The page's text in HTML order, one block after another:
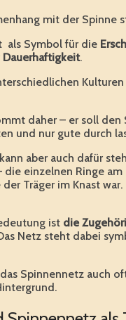
mit der Spinne
als Symbol für die
Dauerhaftigkeit.
Kulturen
daher – er soll den
und nur gute durch
aber auch dafür
einzelnen Ringe
Träger im Knast
ist die
Netz steht dabei
Spinnennetz auch